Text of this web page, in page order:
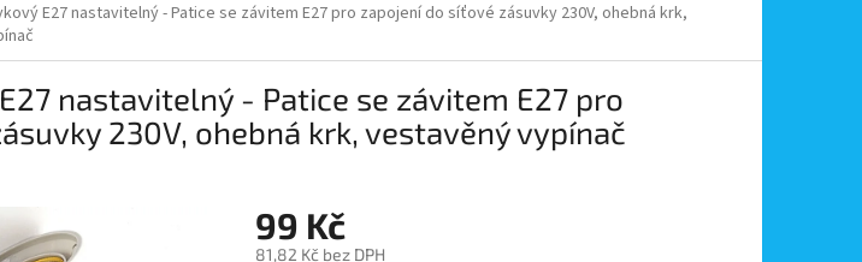
E27 nastavitelný - Patice se závitem E27 pro zapojení do síťové zásuvky 230V, ohebná krk,
nastavitelný - Patice se závitem E27 pro
230V, ohebná krk, vestavěný vypínač
99 Kč
81,82 Kč bez DPH